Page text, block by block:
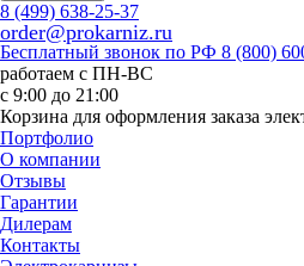
8 (499) 638-25-37
order@prokarniz.ru
Бесплатный звонок по РФ 8 (800)
работаем с ПН-ВС
с 9:00 до 21:00
Корзина для оформления заказа
Портфолио
О компании
Отзывы
Гарантии
Дилерам
Контакты